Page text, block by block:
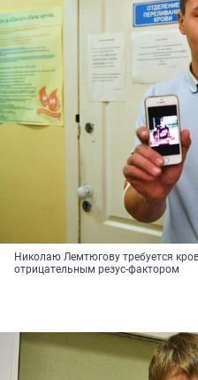
Николаю Лемтюгову требуется
отрицательным резус-фактором